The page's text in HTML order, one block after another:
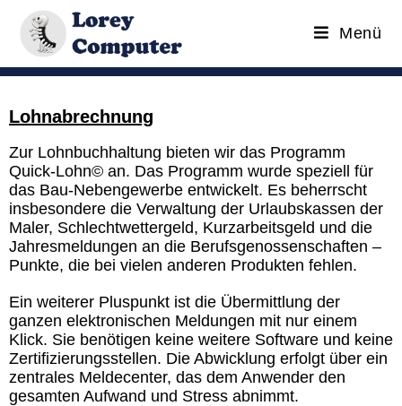
Menü
Lohnabrechnung
Zur Lohnbuchhaltung bieten wir das Programm
Quick-Lohn© an. Das Programm wurde speziell für
das Bau-Nebengewerbe entwickelt. Es beherrscht
insbesondere die Verwaltung der Urlaubskassen der
Maler, Schlechtwettergeld, Kurzarbeitsgeld und die
Jahresmeldungen an die Berufsgenossenschaften –
Punkte, die bei vielen anderen Produkten fehlen.
Ein weiterer Pluspunkt ist die Übermittlung der
ganzen elektronischen Meldungen mit nur einem
Klick. Sie benötigen keine weitere Software und keine
Zertifizierungsstellen. Die Abwicklung erfolgt über ein
zentrales Meldecenter, das dem Anwender den
gesamten Aufwand und Stress abnimmt.